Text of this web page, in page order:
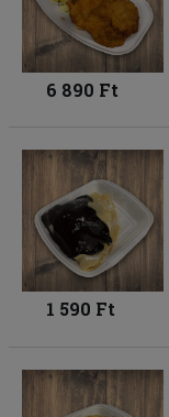
6 890 Ft
1 590 Ft